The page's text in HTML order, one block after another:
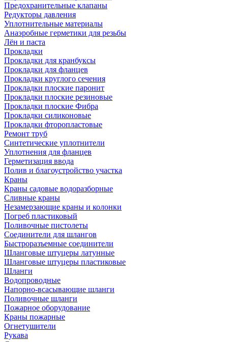
Предохранительные клапаны
Редукторы давления
Уплотнительные материалы
Анаэробные герметики для резьбы
Лён и паста
Прокладки
Прокладки для кранбуксы
Прокладки для фланцев
Прокладки круглого сечения
Прокладки плоские паронит
Прокладки плоские резиновые
Прокладки плоские Фибра
Прокладки силиконовые
Прокладки фторопластовые
Ремонт труб
Синтетические уплотнители
Уплотнения для фланцев
Герметизация ввода
Полив и благоустройство участка
Краны
Краны садовые водоразборные
Сливные краны
Незамерзающие краны и колонки
Погреб пластиковый
Поливочные пистолеты
Соединители для шлангов
Быстроразъемные соединители
Шланговые штуцеры латунные
Шланговые штуцеры пластиковые
Шланги
Водопроводные
Напорно-всасывающие шланги
Поливочные шланги
Пожарное оборудование
Краны пожарные
Огнетушители
Рукава